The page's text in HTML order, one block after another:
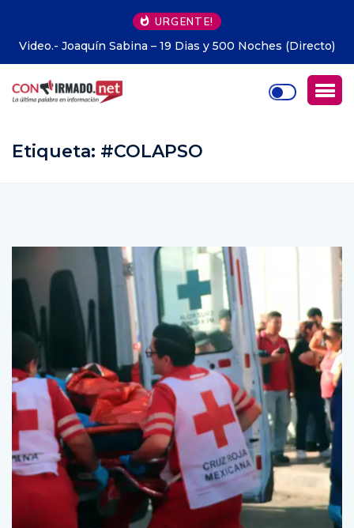
URGENTE!
Video.- Joaquín Sabina – 19 Dias y 500 Noches (Directo)
Etiqueta: #COLAPSO